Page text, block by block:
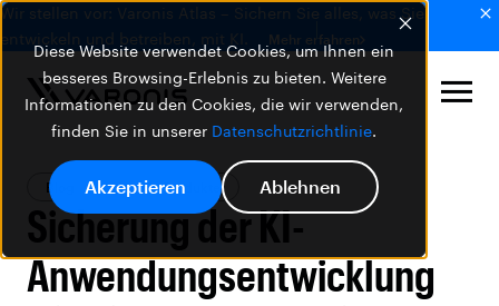
Diese Website verwendet Cookies, um Ihnen ein
besseres Browsing-Erlebnis zu bieten. Weitere
Informationen zu den Cookies, die wir verwenden,
finden Sie in unserer Datenschutzrichtlinie.
Akzeptieren Ablehnen
Wir stellen vor: Varonis Atlas – Sichern Sie alles, was Sie
entwickeln und betreiben, mit KI.
Mehr erfahren
Blog Varonis Produkte
Sicherung der KI-
Anwendungsentwicklung